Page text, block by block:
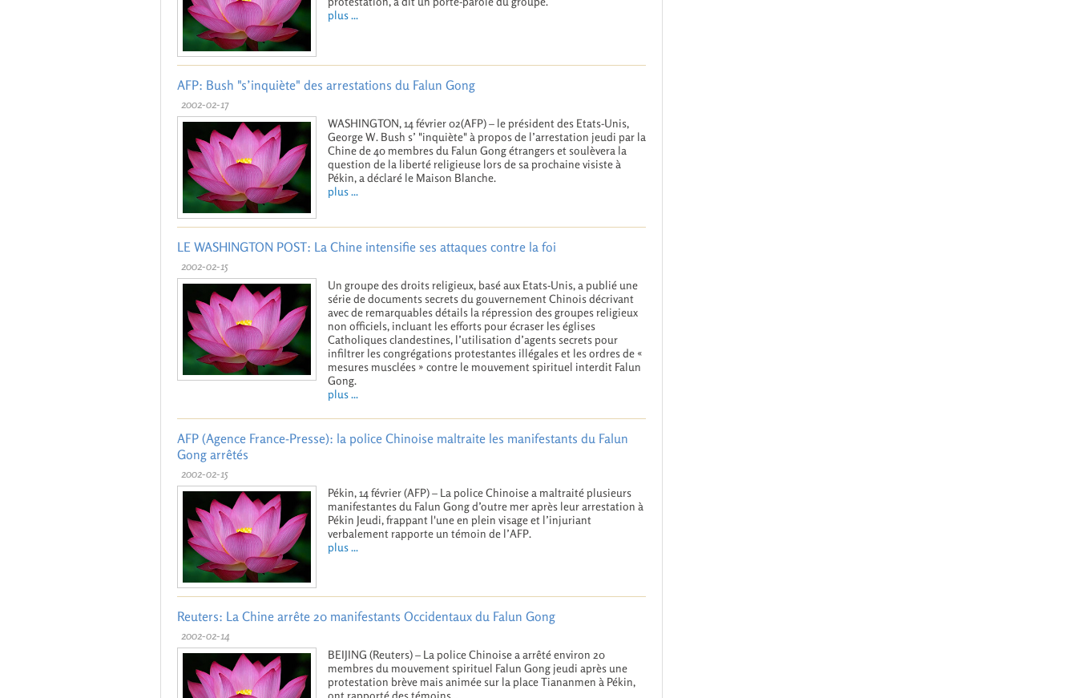
plus ...
AFP: Bush "s’inquiète" des arrestations du Falun Gong
2002-02-17
WASHINGTON, 14 février 02(AFP) – le président des Etats-Unis,
George W. Bush s’ "inquiète" à propos de l’arrestation jeudi par la
Chine de 40 membres du Falun Gong étrangers et soulèvera la
question de la liberté religieuse lors de sa prochaine visiste à
Pékin, a déclaré le Maison Blanche.
plus ...
LE WASHINGTON POST: La Chine intensifie ses attaques contre la foi
2002-02-15
Un groupe des droits religieux, basé aux Etats-Unis, a publié une
série de documents secrets du gouvernement Chinois décrivant
avec de remarquables détails la répression des groupes religieux
non officiels, incluant les efforts pour écraser les églises
Catholiques clandestines, l’utilisation d’agents secrets pour
infiltrer les congrégations protestantes illégales et les ordres de «
mesures musclées » contre le mouvement spirituel interdit Falun
Gong.
plus ...
AFP (Agence France-Presse): la police Chinoise maltraite les manifestants du Falun
Gong arrêtés
2002-02-15
Pékin, 14 février (AFP) – La police Chinoise a maltraité plusieurs
manifestantes du Falun Gong d’outre mer après leur arrestation à
Pékin Jeudi, frappant l'une en plein visage et l’injuriant
verbalement rapporte un témoin de l’AFP.
plus ...
Reuters: La Chine arrête 20 manifestants Occidentaux du Falun Gong
2002-02-14
BEIJING (Reuters) – La police Chinoise a arrêté environ 20
membres du mouvement spirituel Falun Gong jeudi après une
protestation brève mais animée sur la place Tiananmen à Pékin,
ont rapporté des témoins...